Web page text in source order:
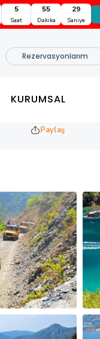
5
Saat
55
Dakika
28
Saniye
Rezervasyonlarım
KURUMSAL
Paylaş